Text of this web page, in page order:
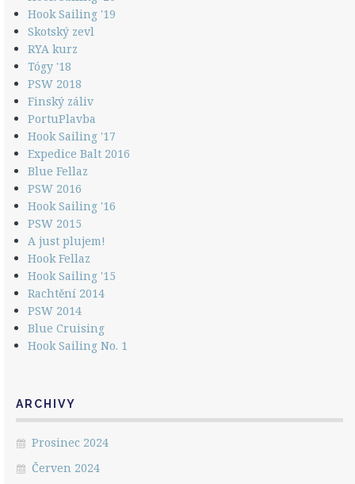
Hook Sailing '19
Skotský zevl
RYA kurz
Tógy '18
PSW 2018
Finský záliv
PortuPlavba
Hook Sailing '17
Expedice Balt 2016
Blue Fellaz
PSW 2016
Hook Sailing '16
PSW 2015
A just plujem!
Hook Fellaz
Hook Sailing '15
Rachtění 2014
PSW 2014
Blue Cruising
Hook Sailing No. 1
ARCHIVY
Prosinec 2024
Červen 2024